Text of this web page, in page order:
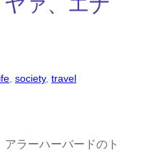
society, travel
ラーハーバードのト